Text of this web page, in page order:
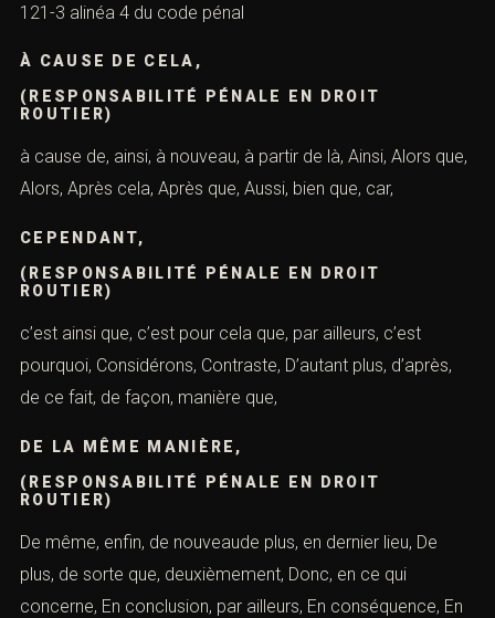
121-3 alinéa 4 du code pénal
À CAUSE DE CELA,
(RESPONSABILITÉ PÉNALE EN DROIT
ROUTIER)
à cause de, ainsi, à nouveau, à partir de là, Ainsi, Alors que,
Alors, Après cela, Après que, Aussi, bien que, car,
CEPENDANT,
(RESPONSABILITÉ PÉNALE EN DROIT
ROUTIER)
c’est ainsi que, c’est pour cela que, par ailleurs, c’est
pourquoi, Considérons, Contraste, D’autant plus, d’après,
de ce fait, de façon, manière que,
DE LA MÊME MANIÈRE,
(RESPONSABILITÉ PÉNALE EN DROIT
ROUTIER)
De même, enfin, de nouveaude plus, en dernier lieu, De
plus, de sorte que, deuxièmement, Donc, en ce qui
concerne, En conclusion, par ailleurs, En conséquence, En